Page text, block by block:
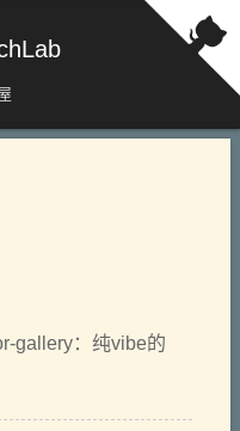
gallery：纯vibe的